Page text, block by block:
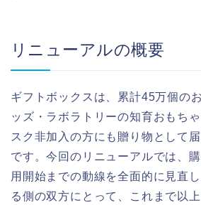
リニューアルの概要
ギフトボックスは、累計45万個の
ッズ・ラボラトリーの知育おもち
スク非加入の方にも贈り物として
です。今回のリニューアルでは、
用開始までの動線を全面的に見直
る側の双方にとって、これまで以